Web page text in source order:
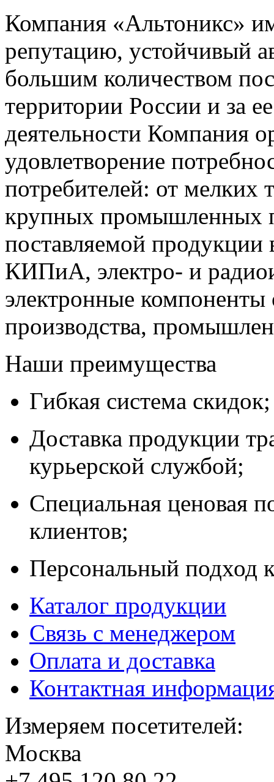
Компания «Альтоникс»
репутацию, устойчивый
большим количеством
территории России и за
деятельности Компания
удовлетворение
потребителей: от мелких
крупных промышленных
поставляемой продукции
КИПиА, электро- и
электронные компоненты
производства,
Наши преимущества
Гибкая система скидок;
Доставка продукции
курьерской службой;
Специальная ценовая
клиентов;
Персональный подход
Каталог продукции
Связь с менеджером
Оплата и доставка
Контактная
Измеряем посетителей:
Москва